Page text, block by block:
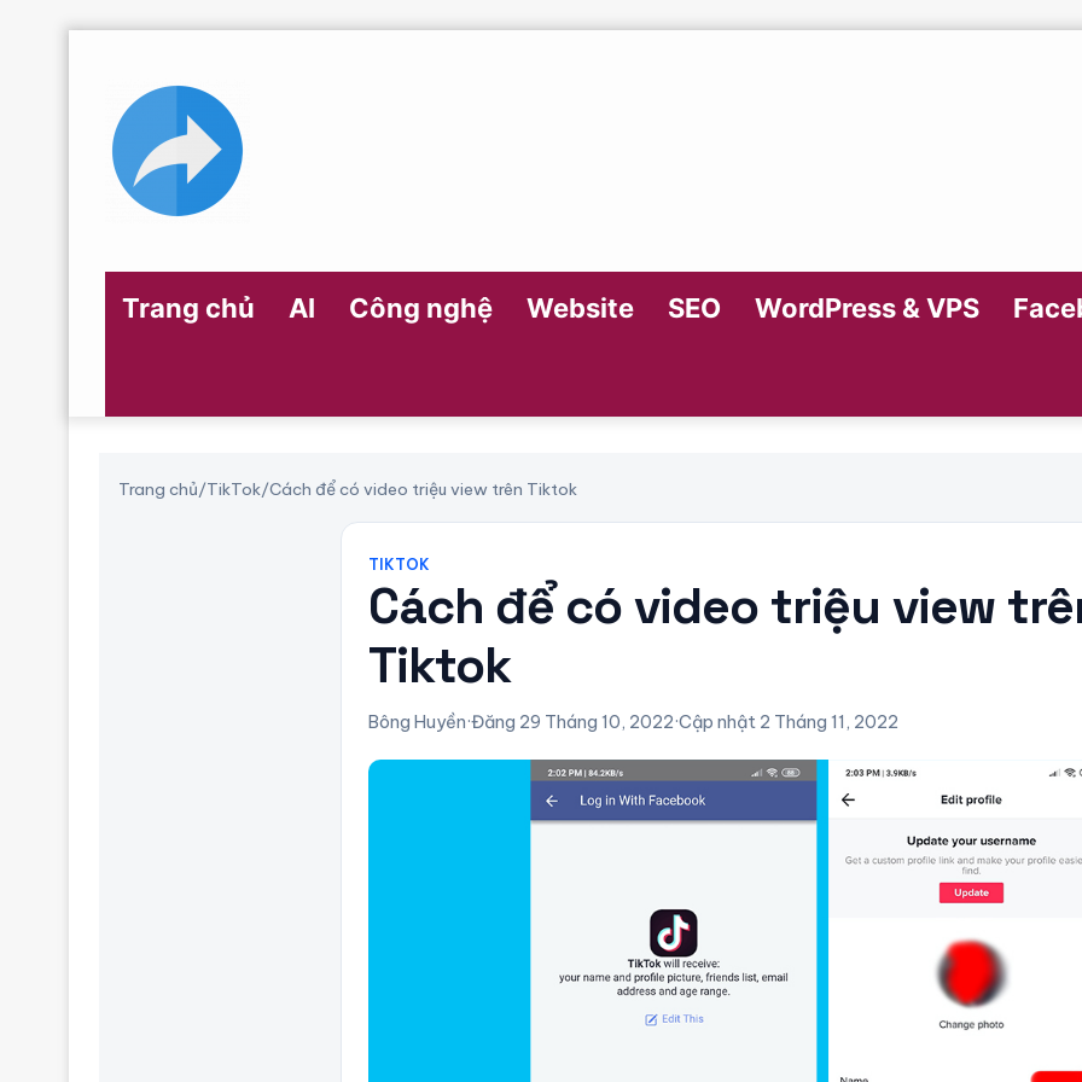
Trang chủ AI Công nghệ Website SEO WordPress & VPS
Trang chủ/TikTok/Cách để có video triệu view trên Tiktok
TIKTOK
Cách để có video triệu view
Tiktok
Bông Huyền·Đăng 29 Tháng 10, 2022·Cập nhật 2 Tháng 11, 2022